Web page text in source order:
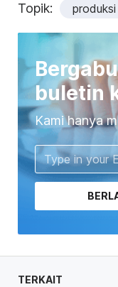
Topik:
buletin
Kami hanya
TERKAIT